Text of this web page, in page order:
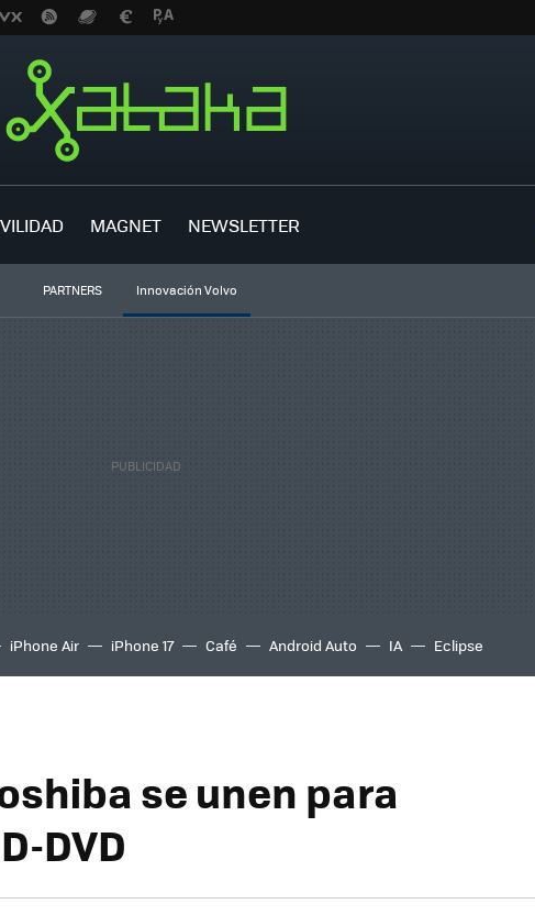
MAGNET NEWSLETTER
PARTNERS Innovación Volvo
iPhone Air iPhone 17 Café Android Auto IA Eclipse
se unen para
DVD